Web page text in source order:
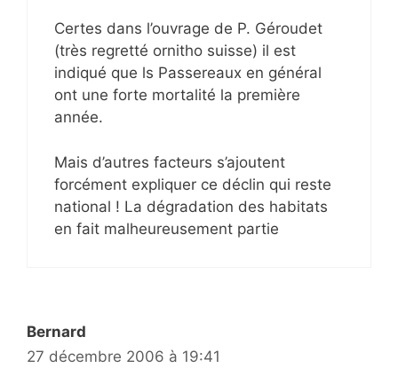
Certes dans l’ouvrage de P. Géroudet
(très regretté ornitho suisse) il est
indiqué que ls Passereaux en général
ont une forte mortalité la première
année.
Mais d’autres facteurs s’ajoutent
forcément expliquer ce déclin qui reste
national ! La dégradation des habitats
en fait malheureusement partie
Bernard
27 décembre 2006 à 19:41